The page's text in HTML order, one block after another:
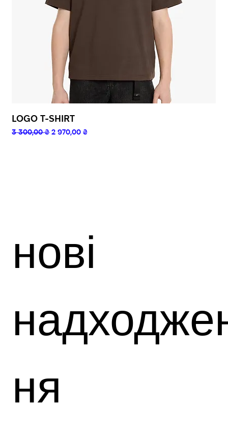
LOGO T-SHIRT
Звичайна ціна
3 300,00 ₴ За розпродажем
2 970,00 ₴
нові
ня